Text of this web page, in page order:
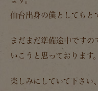
仙台出身の僕としてもと
まだまだ準備途中ですの
いこうと思っております。
楽しみにしていて下さい